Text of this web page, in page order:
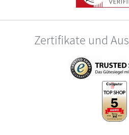
Zertifikate und